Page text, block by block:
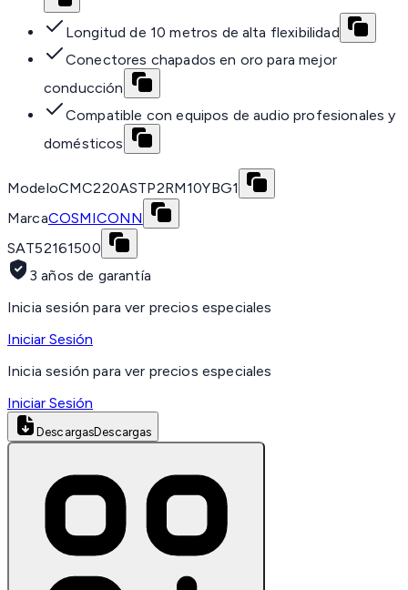
Longitud de 10 metros de alta flexibilidad
Conectores chapados en oro para mejor
conducción
Compatible con equipos de audio profesionales y
domésticos
ModeloCMC220ASTP2RM10YBG1
MarcaCOSMICONN
SAT52161500
3 años de garantía
Inicia sesión para ver precios especiales
Iniciar Sesión
Inicia sesión para ver precios especiales
Iniciar Sesión
DescargasDescargas